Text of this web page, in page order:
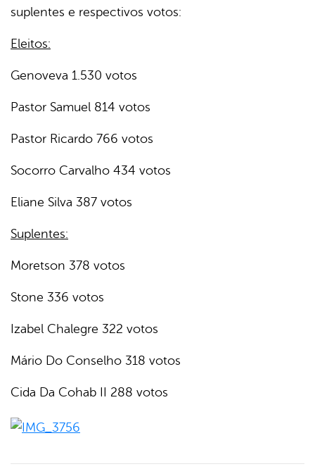
suplentes e respectivos votos:
Eleitos:
Genoveva 1.530 votos
Pastor Samuel 814 votos
Pastor Ricardo 766 votos
Socorro Carvalho 434 votos
Eliane Silva 387 votos
Suplentes:
Moretson 378 votos
Stone 336 votos
Izabel Chalegre 322 votos
Mário Do Conselho 318 votos
Cida Da Cohab II 288 votos